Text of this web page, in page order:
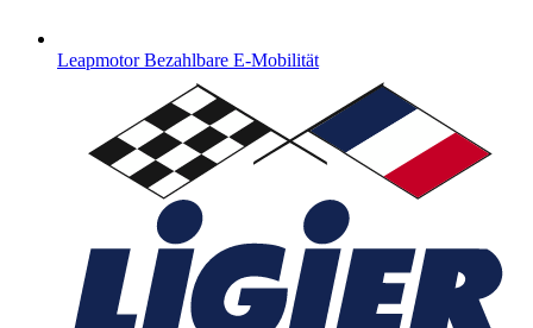
Leapmotor Bezahlbare E-Mobilität